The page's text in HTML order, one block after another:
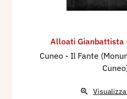
Alloati Gianbattista
Cuneo - Il Fante